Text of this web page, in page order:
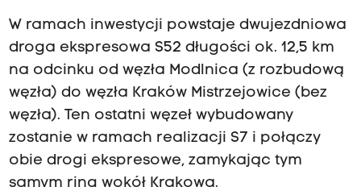
W ramach inwestycji powstaje dwujezdniowa
droga ekspresowa S52 długości ok. 12,5 km
na odcinku od węzła Modlnica (z rozbudową
węzła) do węzła Kraków Mistrzejowice (bez
węzła). Ten ostatni węzeł wybudowany
zostanie w ramach realizacji S7 i połączy
obie drogi ekspresowe, zamykając tym
samym ring wokół Krakowa.